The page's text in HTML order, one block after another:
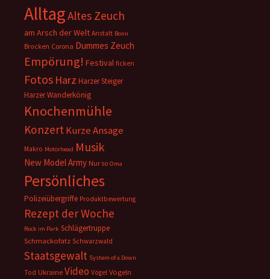
AlltagAltes Zeuch
am Arsch der Welt Anstalt Bonn
Brocken Corona Dummes Zeuch
Empörung! Festival ficken
Fotos Harz Harzer Steiger
Harzer Wanderkönig
Knochenmühle
KonzertKurze Ansage
Makro Motörhead Musik
New Model Army Nur so Oma
Persönliches
Polizeiübergriffe Produktbewertung
Rezept der Woche
Rock im Park Schlägertruppe
Schmackofatz Schwarzwald
Staatsgewalt System of a Down
Tod Ukraine Video Vögel Vögeln